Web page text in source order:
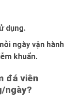
dụng.
ngày vận hành
khuẩn.
đá viên
ngày?